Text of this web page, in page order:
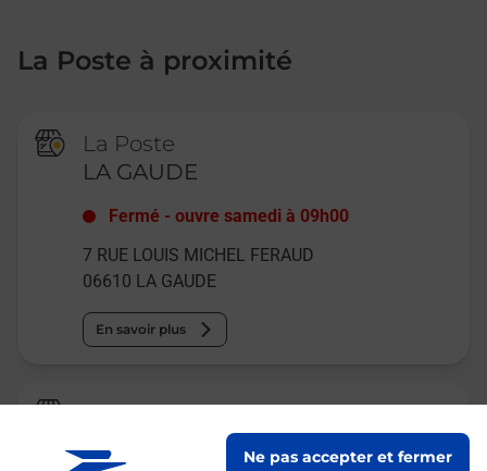
Ne pas accepter et fermer
La Poste à proximité
La Poste
LA GAUDE
Fermé -ouvre samedi à 09h00
7 RUE LOUIS MICHEL FERAUD
06610 LA GAUDE
En savoir plus
Relais Pickup